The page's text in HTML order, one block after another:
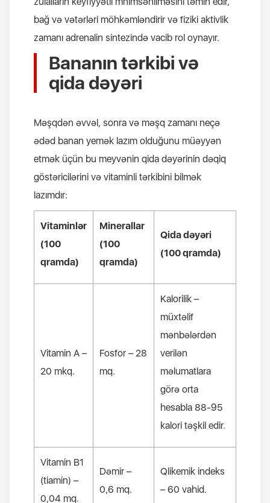
bağ və vətərləri möhkəmləndirir və fiziki aktivlik
zamanı adrenalin sintezində vacib rol oynayır.
Bananın tərkibi və
qida dəyəri
Məşqdən əvvəl, sonra və məşq zamanı neçə
ədəd banan yemək lazım olduğunu müəyyən
etmək üçün bu meyvənin qida dəyərinin dəqiq
göstəricilərini və vitaminli tərkibini bilmək
lazımdır:
Vitaminlər
(100
qramda)
Minerallar
(100
qramda)
Qida dəyəri
(100qramda)
Vitamin А –
20 mkq.
Fosfor – 28
mq.
Kalorilik –
müxtəlif
mənbələrdən
verilən
məlumatlara
görə orta
hesabla 88-95
kalori təşkil edir.
Vitamin В1
(tiamin) –
0,04 mq.
Dəmir –
0,6 mq.
Qlikemik indeks
– 60 vahid.